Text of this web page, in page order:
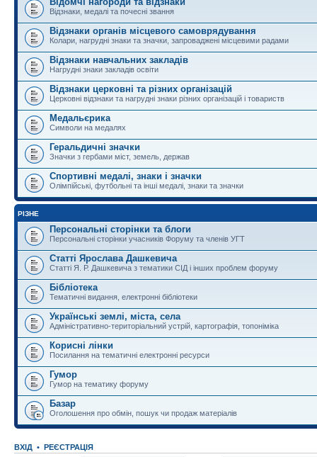
Відзнаки, медалі та почесні звання
Відзнаки органів місцевого самоврядування
Колари, нагрудні знаки та значки, запроваджені місцевими радами
Відзнаки навчальних закладів
Нагрудні знаки закладів освіти
Відзнаки церковні та різних організацій
Церковні відзнаки та нагрудні знаки різних організацій і товариств
Медальєрика
Символи на медалях
Геральдичні значки
Значки з гербами міст, земель, держав
Спортивні медалі, знаки і значки
Олімпійські, футбольні та інші медалі, знаки та значки
РІЗНЕ
Персональні сторінки та блоги
Персональні сторінки учасників Форуму та членів УГТ
Статті Ярослава Дашкевича
Статті Я. Р. Дашкевича з тематики СІД і інших проблем форуму
Бібліотека
Тематичні видання, електронні бібліотеки
Українські землі, міста, села
Адміністративно-територіальний устрій, картографія, топоніміка
Корисні лінки
Посилання на тематичні електронні ресурси
Гумор
Гумор на тематику форуму
Базар
Оголошення про обмін, пошук чи продаж матеріалів
ВХІД • РЕЄСТРАЦІЯ